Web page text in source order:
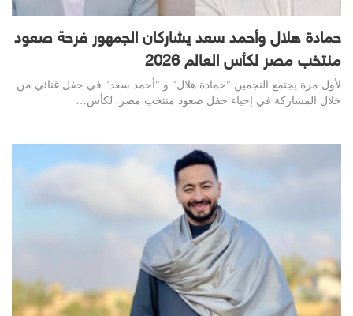
حمادة هلال وأحمد سعد يشاركان الجمهور فرحة صعود
منتخب مصر لكأس العالم 2026
لأول مرة يجتمع النجمين "حمادة هلال" و "أحمد سعد" في حفل غنائي من
خلال المشاركة في إحياء حفل صعود منتخب مصر. لكأس…